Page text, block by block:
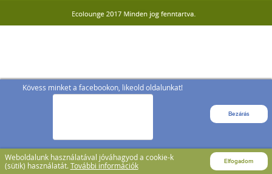
Kövess minket a facebookon, likeold oldalunkat!
Bezárás
Weboldalunk használatával jóváhagyod a cookie-k
(sütik) használatát. További információk Elfogadom